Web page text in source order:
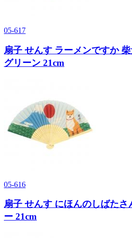
05-617
扇子 せんす ラーメンですか
グリーン 21cm
05-616
扇子 せんす にほんのしばたさ
ー 21cm